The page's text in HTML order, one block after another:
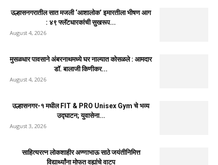
उल्हासनगरातील सात मजली ‘आशालोक’ इमारतीला भीषण आग
: ४९ फ्लॅटधारकांची सुखरूप...
August 4, 2026
मुसळधार पावसाने अंबरनाथमध्ये घर नाल्यात कोसळले : आमदार
डॉ. बालाजी किणीकर...
August 4, 2026
उल्हासनगर-१ मधील FIT & PRO Unisex Gym चे भव्य
उद्घाटन; युवासेना...
August 3, 2026
साहित्यरत्न लोकशाहीर अण्णाभाऊ साठे जयंतीनिमित्त
विद्यार्थ्यांना मोफत वह्यांचे वाटप